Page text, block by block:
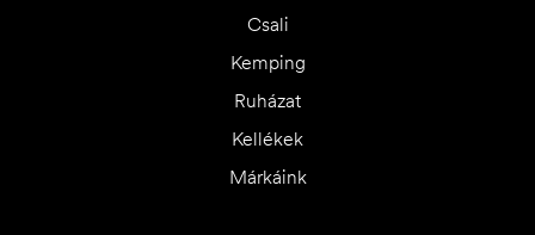
Csali
Kemping
Ruházat
Kellékek
Márkáink